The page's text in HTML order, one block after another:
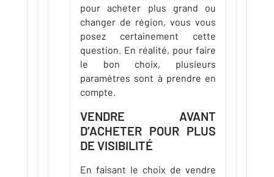
pour acheter plus grand ou
changer de région, vous vous
posez certainement cette
question. En réalité, pour faire
le bon choix, plusieurs
paramètres sont à prendre en
compte.
VENDRE AVANT
D’ACHETER POUR PLUS
DE VISIBILITÉ
En faisant le choix de vendre